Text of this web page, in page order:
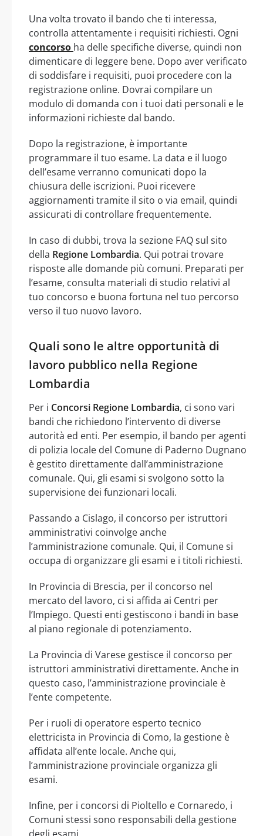
Una volta trovato il bando che ti interessa,
controlla attentamente i requisiti richiesti. Ogni
concorso ha delle specifiche diverse, quindi non
dimenticare di leggere bene. Dopo aver verificato
di soddisfare i requisiti, puoi procedere con la
registrazione online. Dovrai compilare un
modulo di domanda con i tuoi dati personali e le
informazioni richieste dal bando.
Dopo la registrazione, è importante
programmare il tuo esame. La data e il luogo
dell’esame verranno comunicati dopo la
chiusura delle iscrizioni. Puoi ricevere
aggiornamenti tramite il sito o via email, quindi
assicurati di controllare frequentemente.
In caso di dubbi, trova la sezione FAQ sul sito
della Regione Lombardia. Qui potrai trovare
risposte alle domande più comuni. Preparati per
l’esame, consulta materiali di studio relativi al
tuo concorso e buona fortuna nel tuo percorso
verso il tuo nuovo lavoro.
Quali sono le altre opportunità di
lavoro pubblico nella Regione
Lombardia
Per i Concorsi Regione Lombardia, ci sono vari
bandi che richiedono l’intervento di diverse
autorità ed enti. Per esempio, il bando per agenti
di polizia locale del Comune di Paderno Dugnano
è gestito direttamente dall’amministrazione
comunale. Qui, gli esami si svolgono sotto la
supervisione dei funzionari locali.
Passando a Cislago, il concorso per istruttori
amministrativi coinvolge anche
l’amministrazione comunale. Qui, il Comune si
occupa di organizzare gli esami e i titoli richiesti.
In Provincia di Brescia, per il concorso nel
mercato del lavoro, ci si affida ai Centri per
l’Impiego. Questi enti gestiscono i bandi in base
al piano regionale di potenziamento.
La Provincia di Varese gestisce il concorso per
istruttori amministrativi direttamente. Anche in
questo caso, l’amministrazione provinciale è
l’ente competente.
Per i ruoli di operatore esperto tecnico
elettricista in Provincia di Como, la gestione è
affidata all’ente locale. Anche qui,
l’amministrazione provinciale organizza gli
esami.
Infine, per i concorsi di Pioltello e Cornaredo, i
Comuni stessi sono responsabili della gestione